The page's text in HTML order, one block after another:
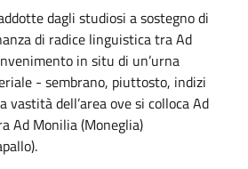
dagli studiosi a sostegno di
di radice linguistica tra Ad
in situ di un’urna
- sembrano, piuttosto, indizi
vastità dell’area ove si colloca Ad
Ad Monilia (Moneglia)